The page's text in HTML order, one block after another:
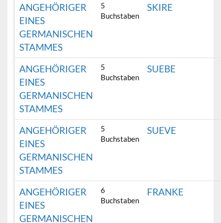
ANGEHÖRIGER
EINES
GERMANISCHEN
STAMMES
5
Buchstaben
SKIRE
ANGEHÖRIGER
EINES
GERMANISCHEN
STAMMES
5
Buchstaben
SUEBE
ANGEHÖRIGER
EINES
GERMANISCHEN
STAMMES
5
Buchstaben
SUEVE
ANGEHÖRIGER
EINES
GERMANISCHEN
6
Buchstaben
FRANKE